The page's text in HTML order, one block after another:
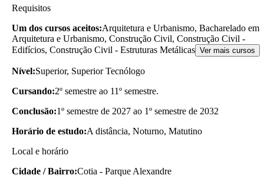
Requisitos
Um dos cursos aceitos:Arquitetura e Urbanismo, Bacharelado em
Arquitetura e Urbanismo, Construção Civil, Construção Civil -
Edifícios, Construção Civil - Estruturas Metálicas Ver mais cursos
Nível:Superior, Superior Tecnólogo
Cursando:2º semestre ao 11º semestre.
Conclusão:1º semestre de 2027 ao 1º semestre de 2032
Horário de estudo:A distância, Noturno, Matutino
Local e horário
Cidade / Bairro:Cotia - Parque Alexandre